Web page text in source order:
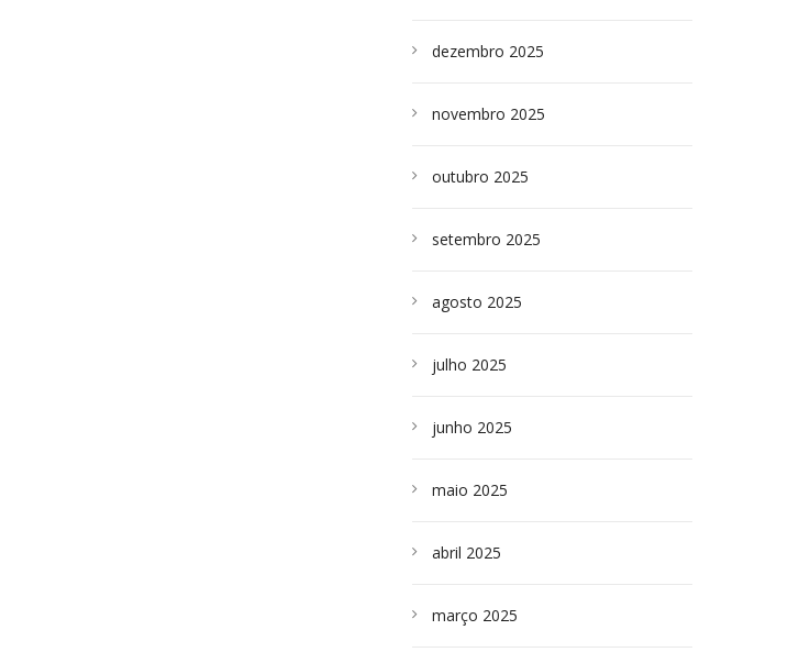
dezembro 2025
novembro 2025
outubro 2025
setembro 2025
agosto 2025
julho 2025
junho 2025
maio 2025
abril 2025
março 2025